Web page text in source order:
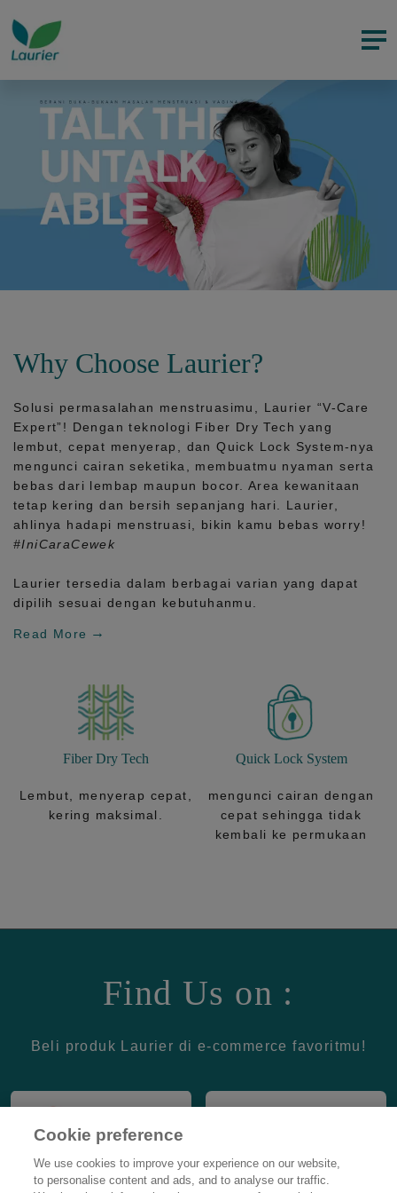
Why Choose Laurier?
Solusi permasalahan menstruasimu, Laurier “V-Care
Expert”! Dengan teknologi Fiber Dry Tech yang
lembut, cepat menyerap, danQuick Lock System-nya
mengunci cairan seketika, membuatmu nyaman serta
bebas dari lembap maupun bocor. Area kewanitaan
tetap kering dan bersih sepanjang hari.
Laurier,
ahlinya hadapi menstruasi, bikin kamu bebas worry!
#IniCaraCewek
Laurier tersedia dalam berbagai varian yang dapat
dipilih sesuai dengan kebutuhanmu.
Read More
Fiber Dry Tech
Lembut, menyerap cepat,
kering maksimal.
Quick Lock System
mengunci cairan dengan
cepat sehingga tidak
kembali ke permukaan
Find Us on :
Beli produk Laurier di e-commerce favoritmu!
Cookie preference
We use cookies to improve your experience on our website,
to personalise content and ads, and to analyse our traffic.